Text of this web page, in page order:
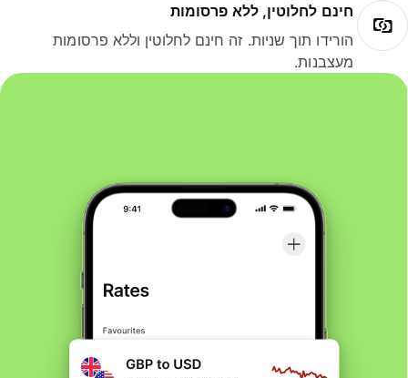
חינם לחלוטין, ללא פרסומות
הורידו תוך שניות. זה חינם לחלוטין וללא פרסומות
מעצבנות.